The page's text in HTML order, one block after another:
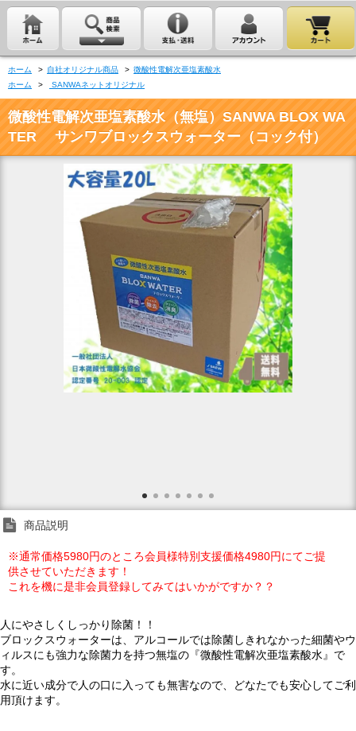
ホーム > 自社オリジナル商品 > 微酸性電解次亜塩素酸水
ホーム
> SANWAネットオリジナル
微酸性電解次亜塩素酸水（無塩）SANWA BLOX WA
TER サンワブロックスウォーター（コック付）
商品説明
※通常価格5980円のところ会員様特別支援価格4980円にてご提
供させていただきます！
これを機に是非会員登録してみてはいかがですか？？
人にやさしくしっかり除菌！！
ブロックスウォーターは、アルコールでは除菌しきれなかった細菌やウ
ィルスにも強力な除菌力を持つ無塩の『微酸性電解次亜塩素酸水』で
す。
水に近い成分で人の口に入っても無害なので、どなたでも安心してご利
用頂けます。